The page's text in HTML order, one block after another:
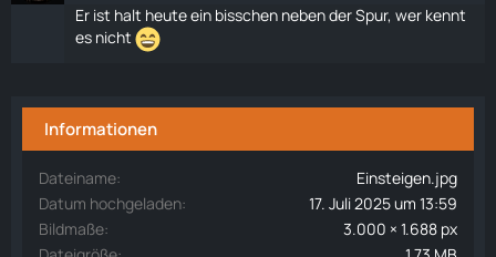
Er ist halt heute ein bisschen neben der Spur, wer kennt
es nicht
Informationen
Dateiname
Einsteigen.jpg
Datum hochgeladen
17. Juli 2025 um 13:59
Bildmaße
3.000 × 1.688 px